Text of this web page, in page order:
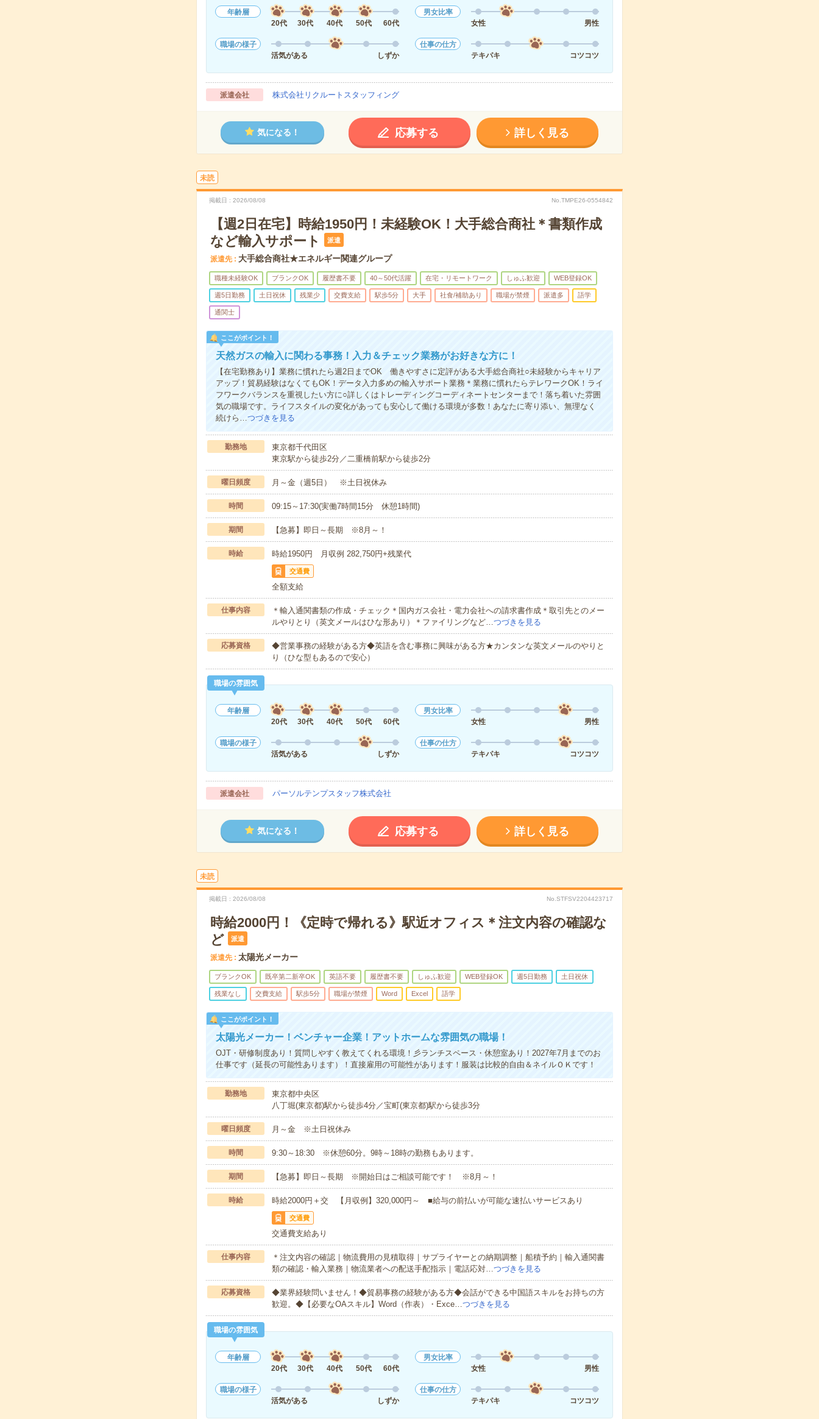
年齢層
20代
30代 40代 50代 60代
男女比率
女性
男性
職場の様子
活気がある
しずか
仕事の仕方
テキパキ
コツコツ
派遣会社 株式会社リクルートスタッフィング
気になる！ 応募する 詳しく見る
未読
掲載日 2026/08/08 No.TMPE26-0554842
【週2日在宅】時給1950円！未経験OK！大手総合商社＊書類作成
など輸入サポート
派遣
派遣先 大手総合商社★エネルギー関連グループ
職種未経験OK ブランクOK 履歴書不要 40～50代活躍 在宅・リモートワーク しゅふ歓迎 WEB登録OK
週5日勤務 土日祝休 残業少 交費支給 駅歩5分 大手 社食/補助あり 職場が禁煙 派遣多 語学
通関士
ここがポイント！
天然ガスの輸入に関わる事務！入力＆チェック業務がお好きな方に！
【在宅勤務あり】業務に慣れたら週2日までOK 働きやすさに定評がある大手総合商社○未経験からキャリア
アップ！貿易経験はなくてもOK！データ入力多めの輸入サポート業務＊業務に慣れたらテレワークOK！ライ
フワークバランスを重視したい方に○詳しくはトレーディングコーディネートセンターまで！落ち着いた雰囲
気の職場です。ライフスタイルの変化があっても安心して働ける環境が多数！あなたに寄り添い、無理なく
続けら…つづきを見る
勤務地
東京都千代田区
東京駅から徒歩2分／二重橋前駅から徒歩2分
曜日頻度 月～金（週5日） ※土日祝休み
時間 09:15～17:30(実働7時間15分 休憩1時間)
期間 【急募】即日～長期 ※8月～！
時給 時給1950円 月収例 282,750円+残業代
交通費
全額支給
仕事内容
＊輸入通関書類の作成・チェック＊国内ガス会社・電力会社への請求書作成＊取引先とのメー
ルやりとり（英文メールはひな形あり）＊ファイリングなど…つづきを見る
応募資格
◆営業事務の経験がある方◆英語を含む事務に興味がある方★カンタンな英文メールのやりと
り（ひな型もあるので安心）
職場の雰囲気
年齢層
20代
30代 40代 50代 60代
男女比率
女性
男性
職場の様子
活気がある
しずか
仕事の仕方
テキパキ
コツコツ
派遣会社 パーソルテンプスタッフ株式会社
気になる！ 応募する 詳しく見る
未読
掲載日 2026/08/08 No.STFSV2204423717
時給2000円！《定時で帰れる》駅近オフィス＊注文内容の確認な
ど
派遣
派遣先 太陽光メーカー
ブランクOK 既卒第二新卒OK 英語不要 履歴書不要 しゅふ歓迎 WEB登録OK 週5日勤務 土日祝休
残業なし 交費支給 駅歩5分 職場が禁煙 Word Excel 語学
ここがポイント！
太陽光メーカー！ベンチャー企業！アットホームな雰囲気の職場！
OJT・研修制度あり！質問しやすく教えてくれる環境！彡ランチスペース・休憩室あり！2027年7月までのお
仕事です（延長の可能性あります）！直接雇用の可能性があります！服装は比較的自由＆ネイルＯＫです！
勤務地
東京都中央区
八丁堀(東京都)駅から徒歩4分／宝町(東京都)駅から徒歩3分
曜日頻度 月～金 ※土日祝休み
時間 9:30～18:30 ※休憩60分。9時～18時の勤務もあります。
期間 【急募】即日～長期 ※開始日はご相談可能です！ ※8月～！
時給 時給2000円＋交 【月収例】320,000円～ ■給与の前払いが可能な速払いサービスあり
交通費
交通費支給あり
仕事内容
＊注文内容の確認｜物流費用の見積取得｜サプライヤーとの納期調整｜船積予約｜輸入通関書
類の確認・輸入業務｜物流業者への配送手配指示｜電話応対…つづきを見る
応募資格
◆業界経験問いません！◆貿易事務の経験がある方◆会話ができる中国語スキルをお持ちの方
歓迎。◆【必要なOAスキル】Word（作表）・Exce…つづきを見る
職場の雰囲気
年齢層
20代
30代 40代 50代 60代
男女比率
女性
男性
職場の様子
活気がある
しずか
仕事の仕方
テキパキ
コツコツ